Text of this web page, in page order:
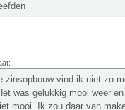
zinsopbouw vind ik niet zo
was gelukkig mooi weer
mooi. Ik zou daar van